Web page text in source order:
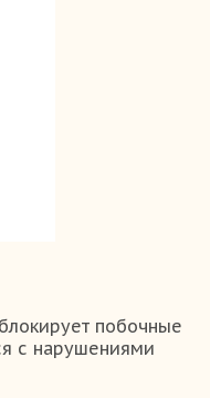
побочные
с нарушениями